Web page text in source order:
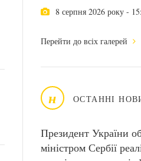
8 серпня 2026 року -
Перейти до всіх галерей
н ОСТАННІ
Президент України
міністром Сербії